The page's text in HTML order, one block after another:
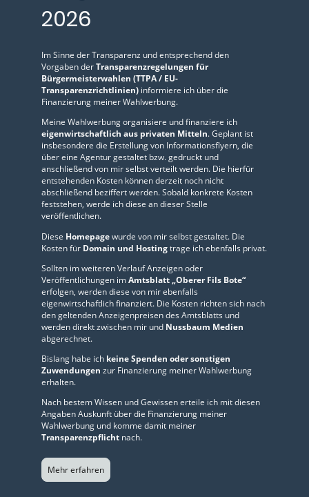
2026
Im Sinne der Transparenz und entsprechend den
Vorgaben derTransparenzregelungen für
Bürgermeisterwahlen (TTPA / EU-
Transparenzrichtlinien) informiere ich über die
Finanzierung meiner Wahlwerbung.
Meine Wahlwerbung organisiere und finanziere ich
eigenwirtschaftlich aus privaten Mitteln. Geplant ist
insbesondere die Erstellung von Informationsflyern, die
über eine Agentur gestaltet bzw. gedruckt und
anschließend von mir selbst verteilt werden. Die hierfür
entstehenden Kosten können derzeit noch nicht
abschließend beziffert werden. Sobald konkrete Kosten
feststehen, werde ich diese an dieser Stelle
veröffentlichen.
Diese Homepagewurde von mir selbst gestaltet. Die
Kosten für Domain und Hostingtrage ich ebenfalls privat.
Sollten im weiteren Verlauf Anzeigen oder
Veröffentlichungen imAmtsblatt „Oberer Fils Bote“
erfolgen, werden diese von mir ebenfalls
eigenwirtschaftlich finanziert. Die Kosten richten sich nach
den geltenden Anzeigenpreisen des Amtsblatts und
werden direkt zwischen mir und Nussbaum Medien
abgerechnet.
Bislang habe ich keine Spenden oder sonstigen
Zuwendungen zur Finanzierung meiner Wahlwerbung
erhalten.
Nach bestem Wissen und Gewissen erteile ich mit diesen
Angaben Auskunft über die Finanzierung meiner
Wahlwerbung und komme damit meiner
Transparenzpflicht nach.
Mehr erfahren